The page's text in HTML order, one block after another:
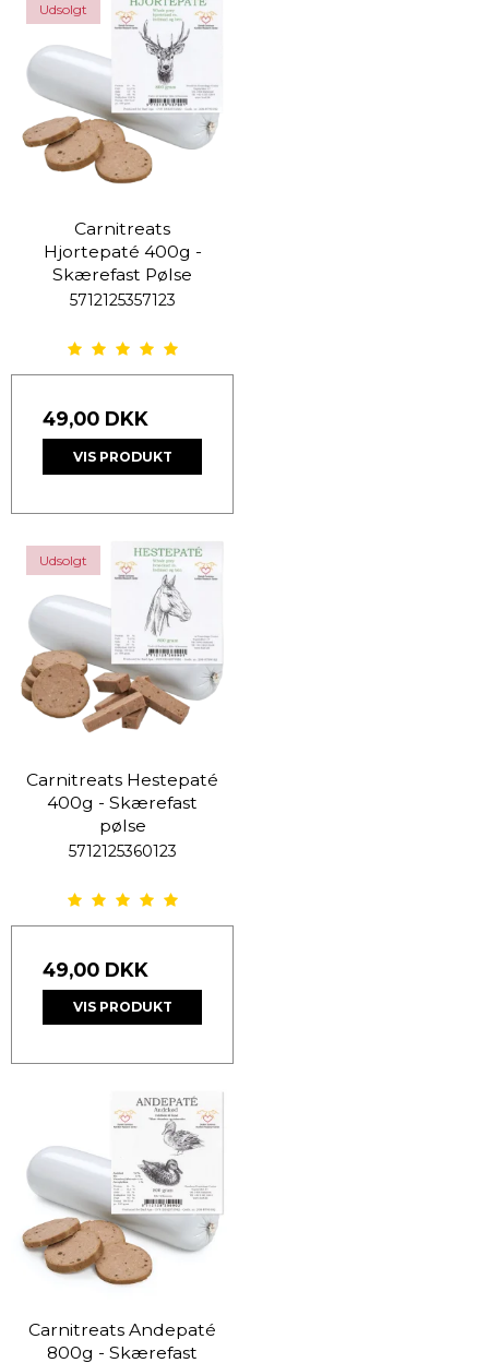
Udsolgt
Carnitreats
Hjortepaté 400g -
Skærefast Pølse
5712125357123
49,00 DKK
VIS PRODUKT
Udsolgt
Carnitreats Hestepaté
400g - Skærefast
pølse
5712125360123
49,00 DKK
VIS PRODUKT
Carnitreats Andepaté
800g - Skærefast